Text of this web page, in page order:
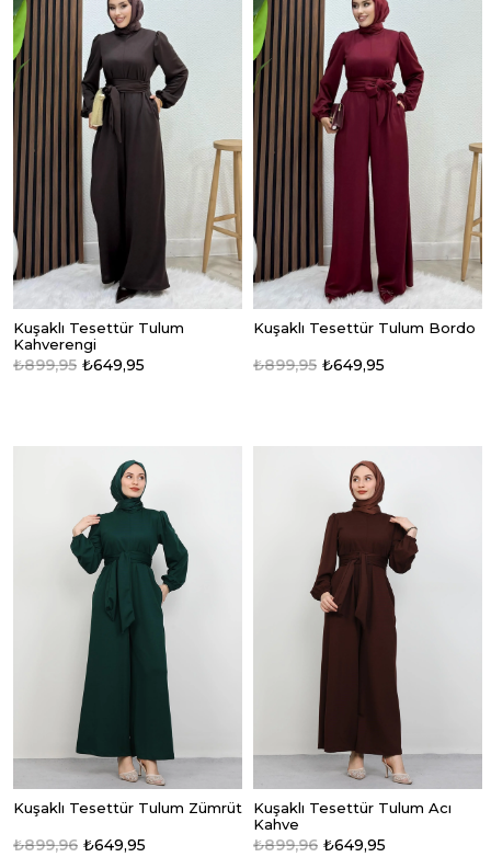
Kuşaklı Tesettür Tulum
Kahverengi
₺649,95
₺899,95
Kuşaklı Tesettür Tulum Bordo
₺649,95
₺899,95
Kuşaklı Tesettür Tulum Zümrüt
₺649,95
₺899,96
Kuşaklı Tesettür Tulum Acı
Kahve
₺649,95
₺899,96